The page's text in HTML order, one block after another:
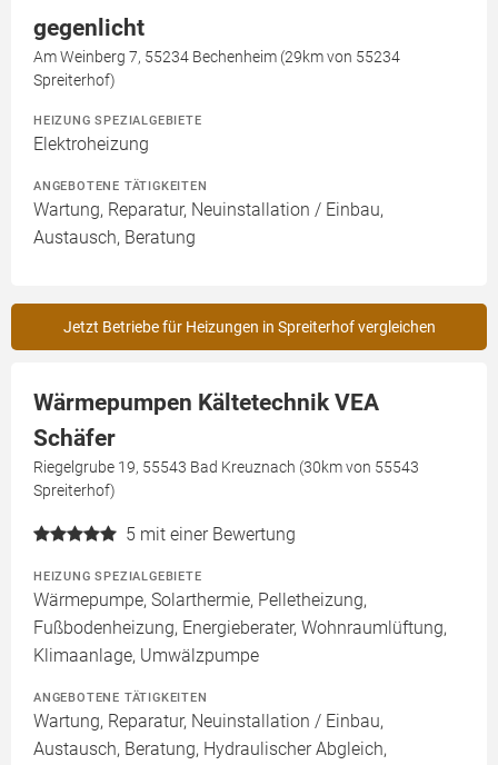
gegenlicht
Am Weinberg 7, 55234 Bechenheim (29km von 55234
Spreiterhof)
HEIZUNG SPEZIALGEBIETE
Elektroheizung
ANGEBOTENE TÄTIGKEITEN
Wartung, Reparatur, Neuinstallation / Einbau,
Austausch, Beratung
Jetzt Betriebe für Heizungen in Spreiterhof vergleichen
Wärmepumpen Kältetechnik VEA
Schäfer
Riegelgrube 19, 55543 Bad Kreuznach (30km von 55543
Spreiterhof)
5 mit einer Bewertung
HEIZUNG SPEZIALGEBIETE
Wärmepumpe, Solarthermie, Pelletheizung,
Fußbodenheizung, Energieberater, Wohnraumlüftung,
Klimaanlage, Umwälzpumpe
ANGEBOTENE TÄTIGKEITEN
Wartung, Reparatur, Neuinstallation / Einbau,
Austausch, Beratung, Hydraulischer Abgleich,